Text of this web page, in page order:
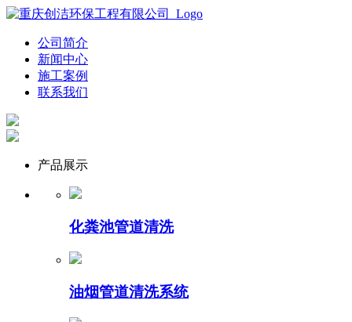
公司简介
新闻中心
施工案例
联系我们
产品展示
化粪池管道清洗
油烟管道清洗系统